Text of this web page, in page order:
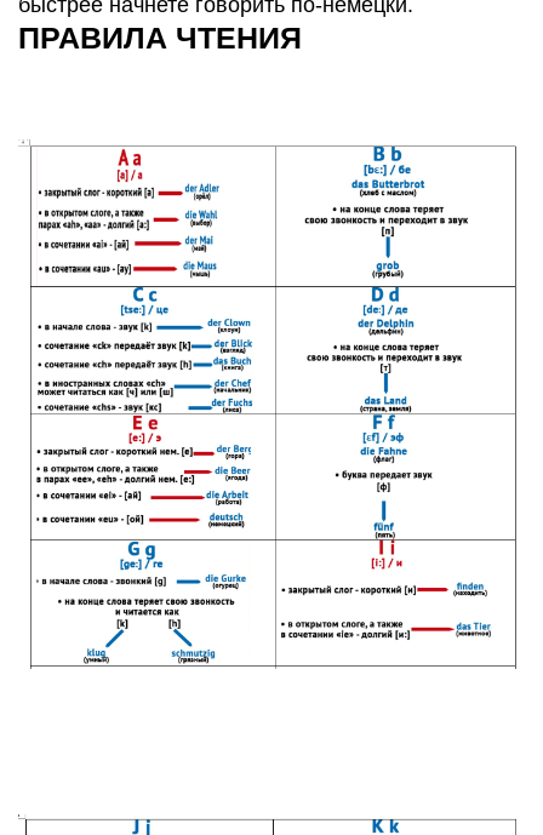
быстрее начнете говорить по-немецки.
ПРАВИЛА ЧТЕНИЯ